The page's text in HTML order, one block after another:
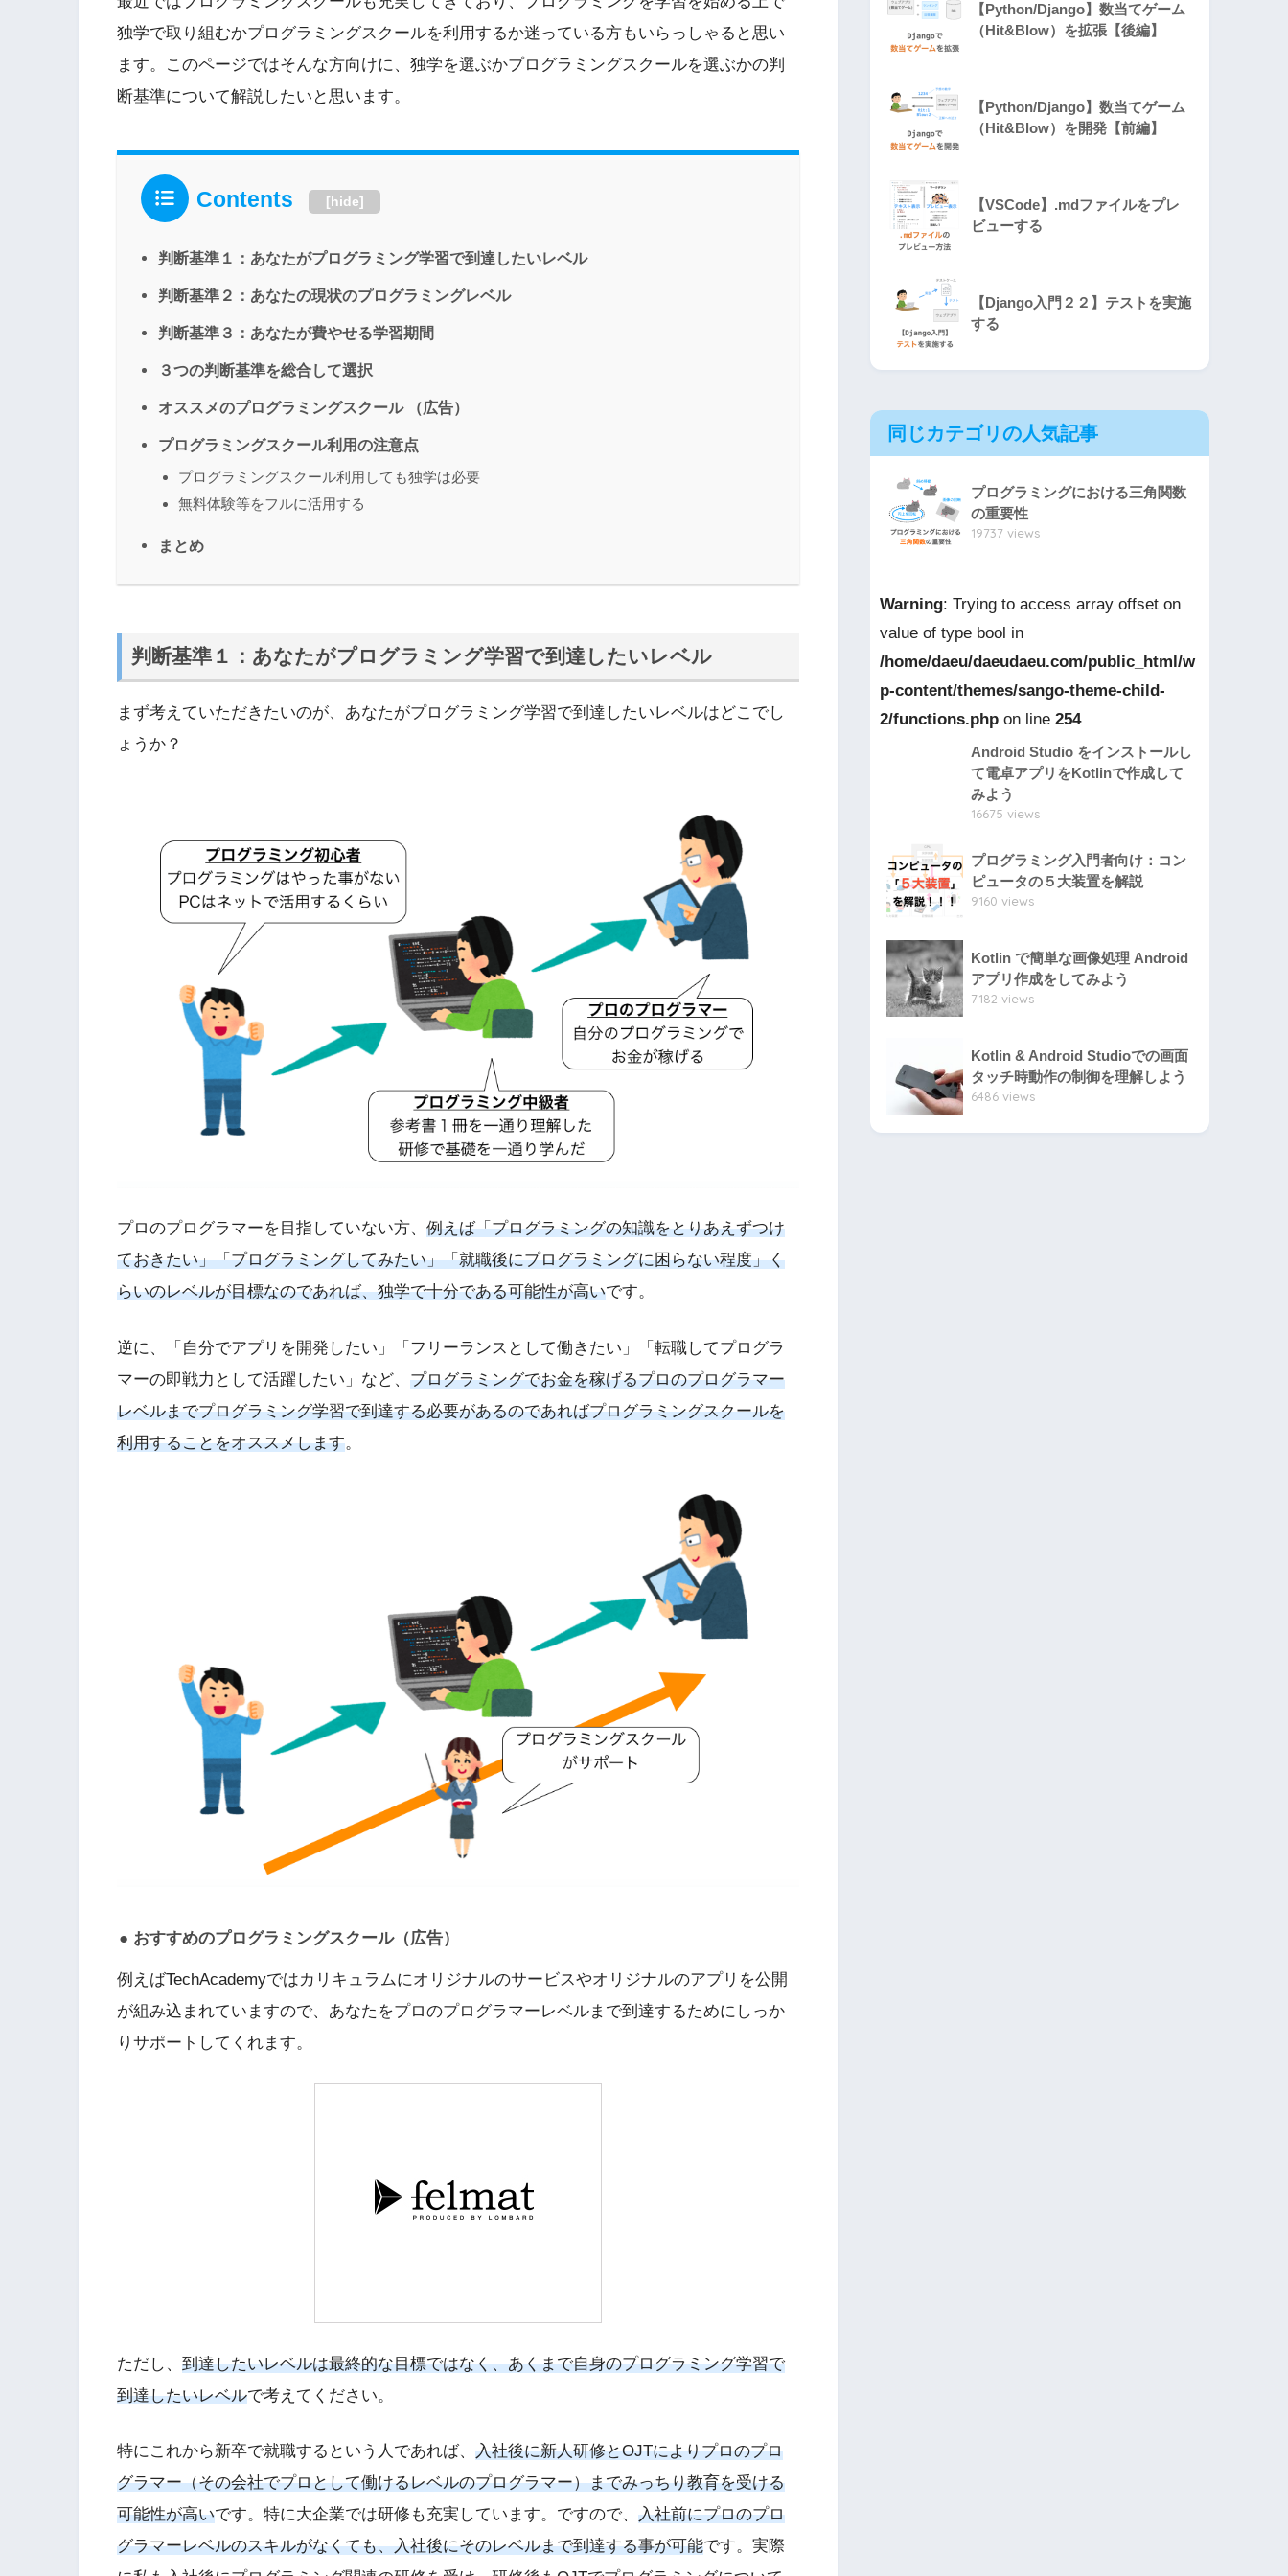
独学で取り組むかプログラミングスクールを利用するか迷っている方もいらっしゃると思い
ます。このページではそんな方向けに、独学を選ぶかプログラミングスクールを選ぶかの判
断基準について解説したいと思います。
Contents [hide]
判断基準１：あなたがプログラミング学習で到達したいレベル
判断基準２：あなたの現状のプログラミングレベル
判断基準３：あなたが費やせる学習期間
３つの判断基準を総合して選択
オススメのプログラミングスクール （広告）
プログラミングスクール利用の注意点
プログラミングスクール利用しても独学は必要
無料体験等をフルに活用する
まとめ
判断基準１：あなたがプログラミング学習で到達したいレベル
まず考えていただきたいのが、あなたがプログラミング学習で到達したいレベルはどこでし
ょうか？
プロのプログラマーを目指していない方、 例えば「プログラミングの知識をとりあえずつけ
ておきたい」「プログラミングしてみたい」「就職後にプログラミングに困らない程度」く
らいのレベルが目標なのであれば、独学で十分である可能性が高いです。
逆に、「自分でアプリを開発したい」「フリーランスとして働きたい」「転職してプログラ
マーの即戦力として活躍したい」など、 プログラミングでお金を稼げるプロのプログラマー
レベルまでプログラミング学習で到達する必要があるのであればプログラミングスクールを
利用することをオススメします。
おすすめのプログラミングスクール（広告）
例えばTechAcademyではカリキュラムにオリジナルのサービスやオリジナルのアプリを公開
が組み込まれていますので、あなたをプロのプログラマーレベルまで到達するためにしっか
りサポートしてくれます。
ただし、 到達したいレベルは最終的な目標ではなく、あくまで自身のプログラミング学習で
到達したいレベルで考えてください。
特にこれから新卒で就職するという人であれば、 入社後に新人研修とOJTによりプロのプロ
グラマー（その会社でプロとして働けるレベルのプログラマー）までみっちり教育を受ける
可能性が高いです。特に大企業では研修も充実しています。ですので、 入社前にプロのプロ
グラマーレベルのスキルがなくても、入社後にそのレベルまで到達する事が可能です。実際
【Python/Django】数当てゲーム
（Hit&Blow）を拡張【後編】
【Python/Django】数当てゲーム
（Hit&Blow）を開発【前編】
【VSCode】.mdファイルをプレ
ビューする
【Django入門２２】テストを実施
する
同じカテゴリの人気記事
プログラミングにおける三角関数
の重要性
19737 views
Warning: Trying to access array offset on
value of type bool in
/home/daeu/daeudaeu.com/public_html/w
p-content/themes/sango-theme-child-
2/functions.php on line 254
Android Studio をインストールし
て電卓アプリをKotlinで作成して
みよう
16675 views
プログラミング入門者向け：コン
ピュータの５大装置を解説
9160 views
Kotlin で簡単な画像処理 Android
アプリ作成をしてみよう
7182 views
Kotlin & Android Studioでの画面
タッチ時動作の制御を理解しよう
6486 views